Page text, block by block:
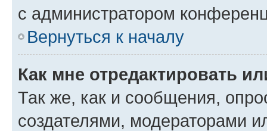
с администратором
Вернуться к началу
Как мне отредактировать
Так же, как и сообщения,
создателями, модераторами